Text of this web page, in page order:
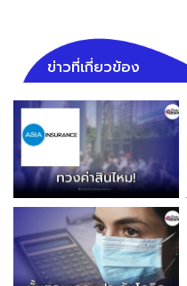
ข่าวที่เกี่ยวข้อง